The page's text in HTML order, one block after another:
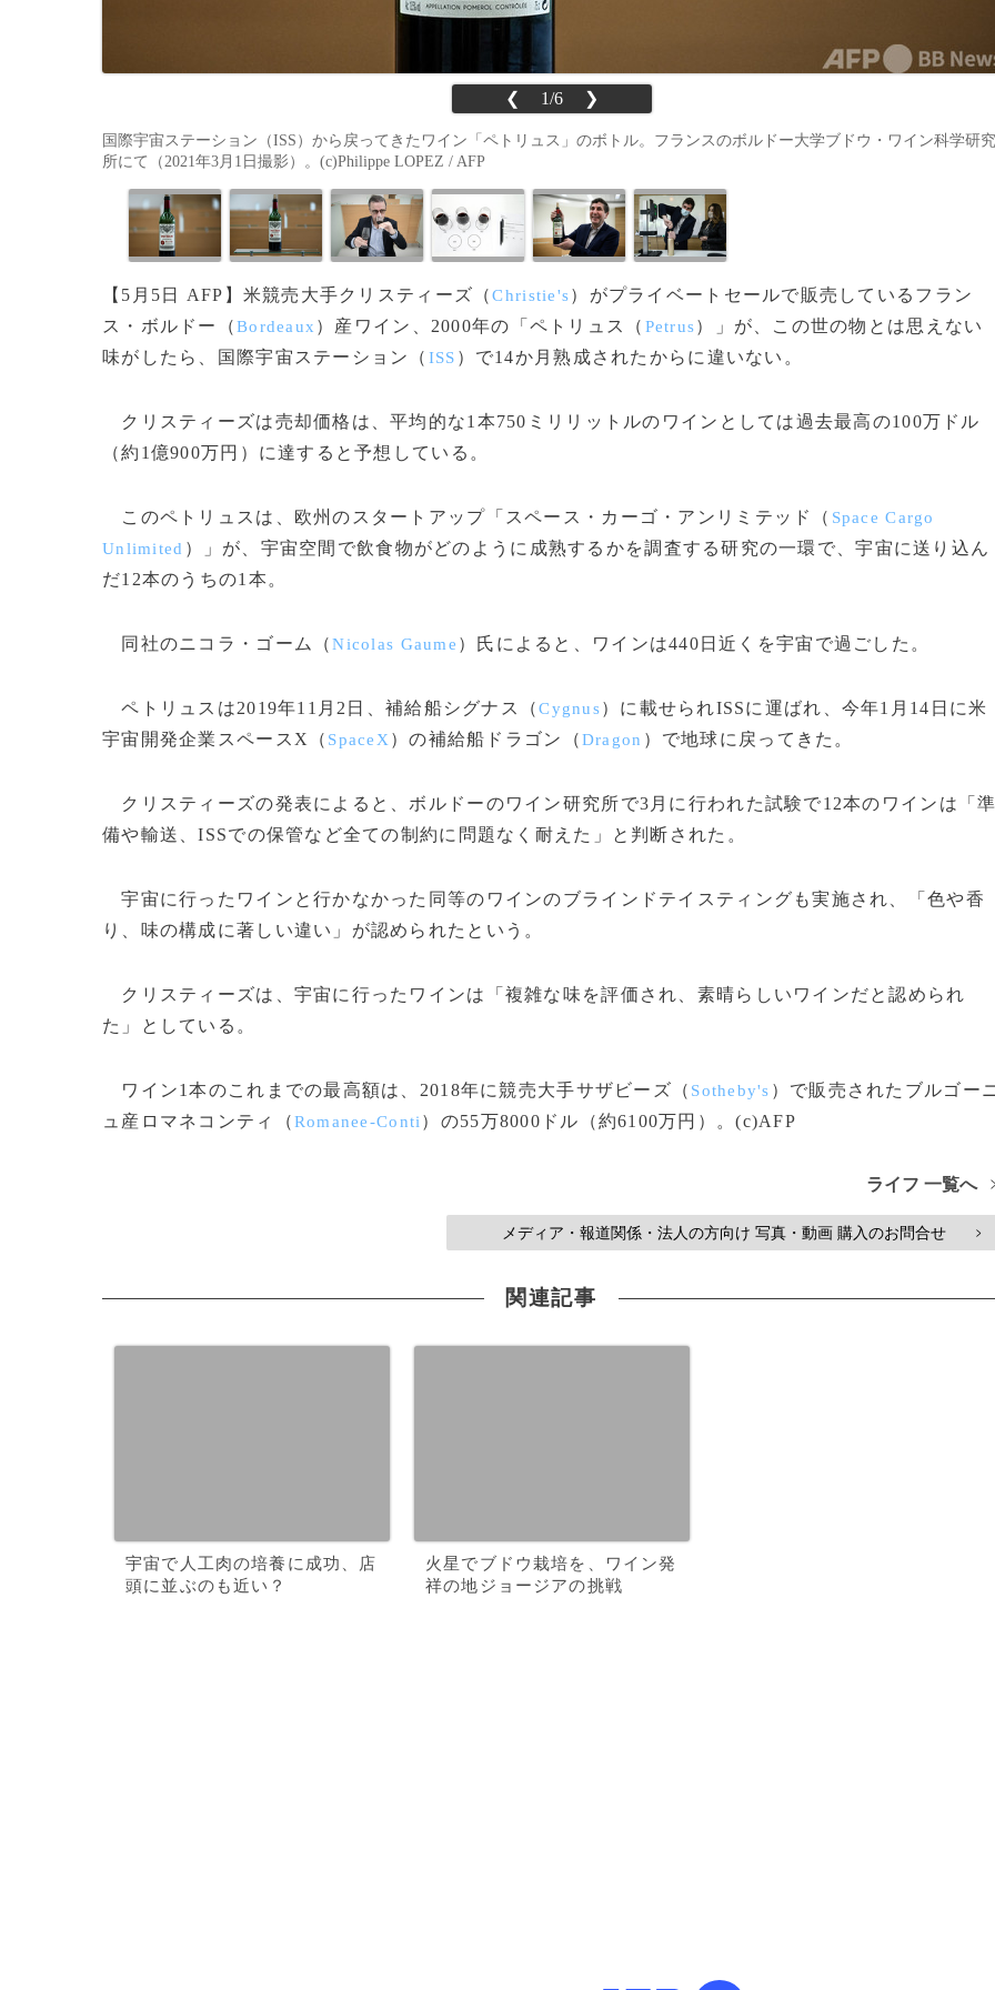
❮ 1/6 ❯
国際宇宙ステーション（ISS）から戻ってきたワイン「ペトリュス」のボトル。フランスのボルドー大学ブドウ・ワイン科学研究
所にて（2021年3月1日撮影）。(c)Philippe LOPEZ / AFP
【5月5日 AFP】米競売大手クリスティーズ（Christie's）がプライベートセールで販売しているフラン
ス・ボルドー（Bordeaux ）産ワイン、2000年の「ペトリュス（ Petrus）」が、この世の物とは思えない
味がしたら、国際宇宙ステーション（ ISS ）で14か月熟成されたからに違いない。
クリスティーズは売却価格は、平均的な1本750ミリリットルのワインとしては過去最高の100万ドル
（約1億900万円）に達すると予想している。
このペトリュスは、欧州のスタートアップ「スペース・カーゴ・アンリミテッド（ Space Cargo
Unlimited ）」が、宇宙空間で飲食物がどのように成熟するかを調査する研究の一環で、宇宙に送り込ん
だ12本のうちの1本。
同社のニコラ・ゴーム（Nicolas Gaume ）氏によると、ワインは440日近くを宇宙で過ごした。
ペトリュスは2019年11月2日、補給船シグナス（Cygnus）に載せられISSに運ばれ、今年1月14日に米
宇宙開発企業スペースX（ SpaceX ）の補給船ドラゴン（Dragon ）で地球に戻ってきた。
クリスティーズの発表によると、ボルドーのワイン研究所で3月に行われた試験で12本のワインは「
備や輸送、ISSでの保管など全ての制約に問題なく耐えた」と判断された。
宇宙に行ったワインと行かなかった同等のワインのブラインドテイスティングも実施され、「色や香
り、味の構成に著しい違い」が認められたという。
クリスティーズは、宇宙に行ったワインは「複雑な味を評価され、素晴らしいワインだと認められ
た」としている。
ワイン1本のこれまでの最高額は、2018年に競売大手サザビーズ（ Sotheby's ）で販売されたブルゴー
ュ産ロマネコンティ（Romanee-Conti ）の55万8000ドル（約6100万円）。(c)AFP
ライフ 一覧へ
メディア・報道関係・法人の方向け 写真・動画 購入のお問合せ >
関連記事
宇宙で人工肉の培養に成功、店
頭に並ぶのも近い？
火星でブドウ栽培を、ワイン発
祥の地ジョージアの挑戦